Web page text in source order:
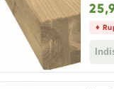
♦